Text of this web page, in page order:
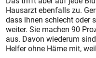
Hausarzt ebenfalls zu.
dass ihnen schlecht oder
weiter. Sie machen 90
aus. Davon wiederum
Helfer ohne Häme mit,